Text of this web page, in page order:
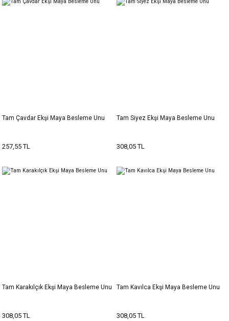
Tam Çavdar Ekşi Maya Besleme Unu
257,55 TL
Tam Siyez Ekşi Maya Besleme Unu
308,05 TL
Tam Karakılçık Ekşi Maya Besleme Unu
308,05 TL
Tam Kavılca Ekşi Maya Besleme Unu
308,05 TL